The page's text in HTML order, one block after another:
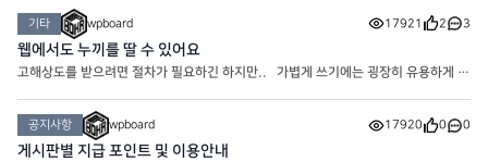
기타 wpboard 17921 2 3
웹에서도 누끼를 딸 수 있어요
고해상도를 받으려면 절차가 필요하긴 하지만.. 가볍게 쓰기에는 굉장히 유용하게 사
공지사항 wpboard 17920 0 0
게시판별 지급 포인트 및 이용안내